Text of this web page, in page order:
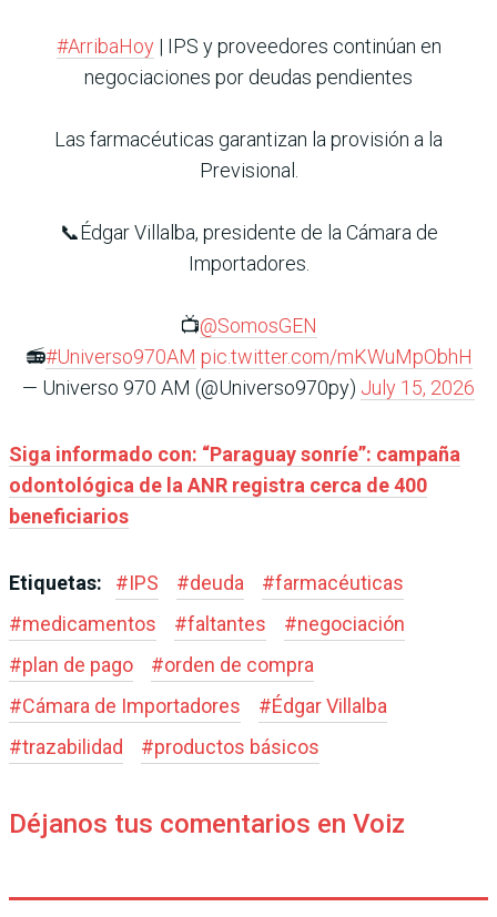
#ArribaHoy| IPS y proveedores continúan en
negociaciones por deudas pendientes
Las farmacéuticas garantizan la provisión a la
Previsional.
📞Édgar Villalba, presidente de la Cámara de
Importadores.
📺@SomosGEN
📻#Universo970AM pic.twitter.com/mKWuMpObhH
— Universo 970 AM (@Universo970py) July 15, 2026
Siga informado con: “Paraguay sonríe”: campaña
odontológica de la ANR registra cerca de 400
beneficiarios
Etiquetas: #IPS #deuda #farmacéuticas
#medicamentos #faltantes #negociación
#plan de pago #orden de compra
#Cámara de Importadores #Édgar Villalba
#trazabilidad #productos básicos
Déjanos tus comentarios en Voiz